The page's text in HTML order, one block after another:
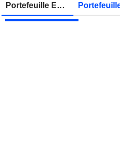
Portefeuille Europe